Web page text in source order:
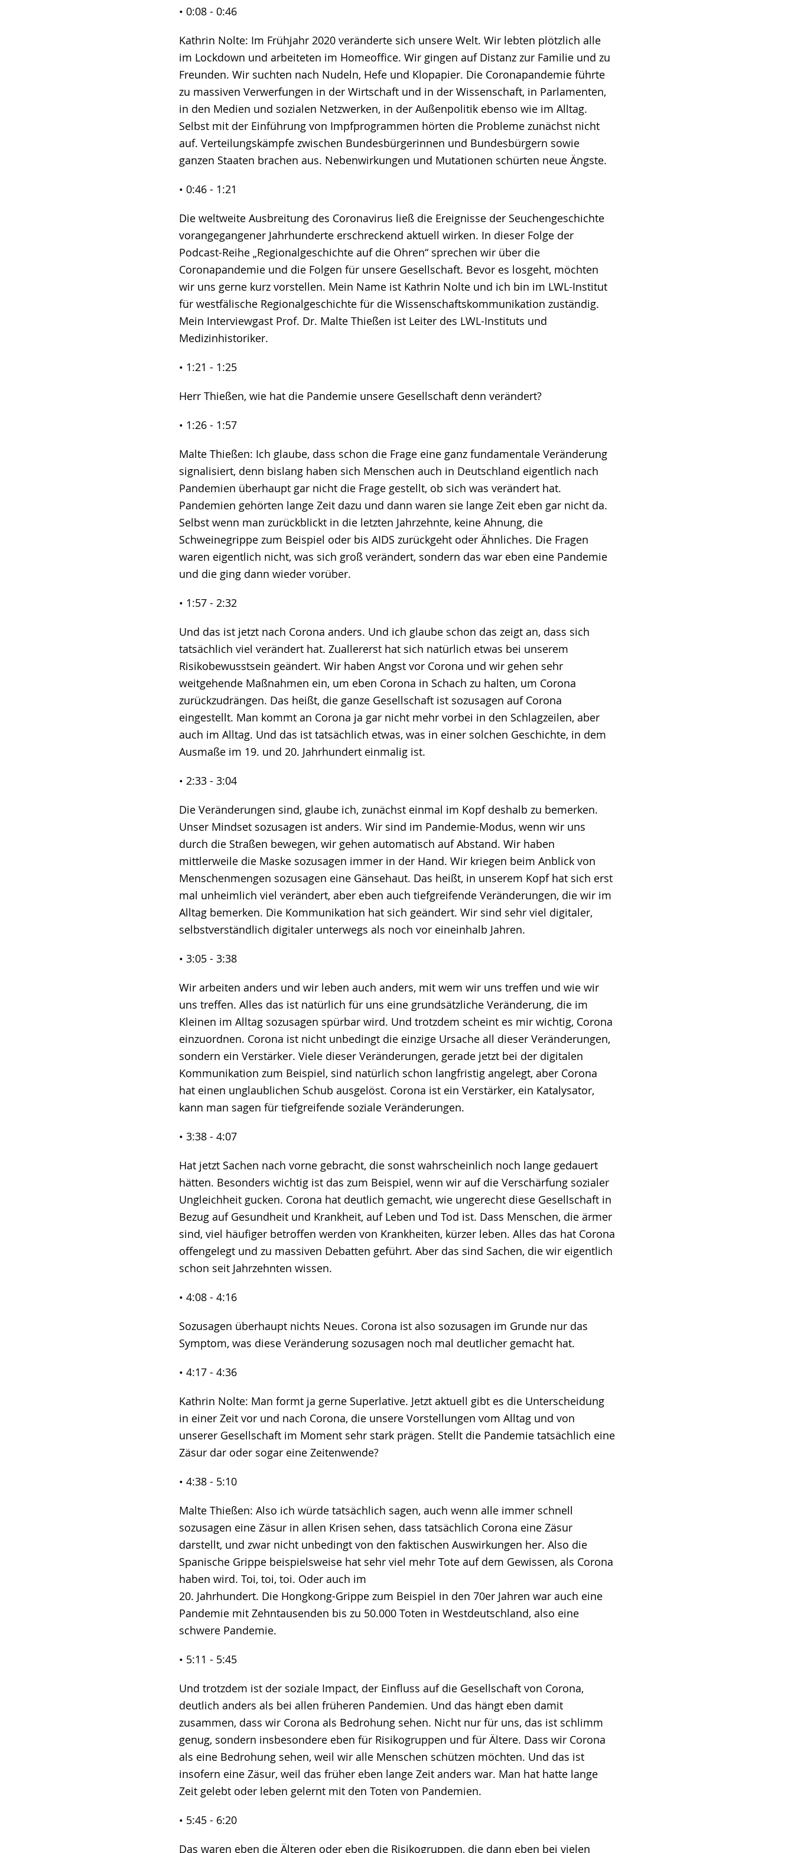
• 0:08 - 0:46
Kathrin Nolte: Im Frühjahr 2020 veränderte sich unsere Welt. Wir lebten plötzlich alle
im Lockdown und arbeiteten im Homeoffice. Wir gingen auf Distanz zur Familie und zu
Freunden. Wir suchten nach Nudeln, Hefe und Klopapier. Die Coronapandemie führte
zu massiven Verwerfungen in der Wirtschaft und in der Wissenschaft, in Parlamenten,
in den Medien und sozialen Netzwerken, in der Außenpolitik ebenso wie im Alltag.
Selbst mit der Einführung von Impfprogrammen hörten die Probleme zunächst nicht
auf. Verteilungskämpfe zwischen Bundesbürgerinnen und Bundesbürgern sowie
ganzen Staaten brachen aus. Nebenwirkungen und Mutationen schürten neue Ängste.
• 0:46 - 1:21
Die weltweite Ausbreitung des Coronavirus ließ die Ereignisse der Seuchengeschichte
vorangegangener Jahrhunderte erschreckend aktuell wirken. In dieser Folge der
Podcast-Reihe „Regionalgeschichte auf die Ohren“ sprechen wir über die
Coronapandemie und die Folgen für unsere Gesellschaft. Bevor es losgeht, möchten
wir uns gerne kurz vorstellen. Mein Name ist Kathrin Nolte und ich bin im LWL-Institut
für westfälische Regionalgeschichte für die Wissenschaftskommunikation zuständig.
Mein Interviewgast Prof. Dr. Malte Thießen ist Leiter des LWL-Instituts und
Medizinhistoriker.
• 1:21 - 1:25
Herr Thießen, wie hat die Pandemie unsere Gesellschaft denn verändert?
• 1:26 - 1:57
Malte Thießen: Ich glaube, dass schon die Frage eine ganz fundamentale Veränderung
signalisiert, denn bislang haben sich Menschen auch in Deutschland eigentlich nach
Pandemien überhaupt gar nicht die Frage gestellt, ob sich was verändert hat.
Pandemien gehörten lange Zeit dazu und dann waren sie lange Zeit eben gar nicht da.
Selbst wenn man zurückblickt in die letzten Jahrzehnte, keine Ahnung, die
Schweinegrippe zum Beispiel oder bis AIDS zurückgeht oder Ähnliches. Die Fragen
waren eigentlich nicht, was sich groß verändert, sondern das war eben eine Pandemie
und die ging dann wieder vorüber.
• 1:57 - 2:32
Und das ist jetzt nach Corona anders. Und ich glaube schon das zeigt an, dass sich
tatsächlich viel verändert hat. Zuallererst hat sich natürlich etwas bei unserem
Risikobewusstsein geändert. Wir haben Angst vor Corona und wir gehen sehr
weitgehende Maßnahmen ein, um eben Corona in Schach zu halten, um Corona
zurückzudrängen. Das heißt, die ganze Gesellschaft ist sozusagen auf Corona
eingestellt. Man kommt an Corona ja gar nicht mehr vorbei in den Schlagzeilen, aber
auch im Alltag. Und das ist tatsächlich etwas, was in einer solchen Geschichte, in dem
Ausmaße im 19. und 20. Jahrhundert einmalig ist.
• 2:33 - 3:04
Die Veränderungen sind, glaube ich, zunächst einmal im Kopf deshalb zu bemerken.
Unser Mindset sozusagen ist anders. Wir sind im Pandemie-Modus, wenn wir uns
durch die Straßen bewegen, wir gehen automatisch auf Abstand. Wir haben
mittlerweile die Maske sozusagen immer in der Hand. Wir kriegen beim Anblick von
Menschenmengen sozusagen eine Gänsehaut. Das heißt, in unserem Kopf hat sich erst
mal unheimlich viel verändert, aber eben auch tiefgreifende Veränderungen, die wir im
Alltag bemerken. Die Kommunikation hat sich geändert. Wir sind sehr viel digitaler,
selbstverständlich digitaler unterwegs als noch vor eineinhalb Jahren.
• 3:05 - 3:38
Wir arbeiten anders und wir leben auch anders, mit wem wir uns treffen und wie wir
uns treffen. Alles das ist natürlich für uns eine grundsätzliche Veränderung, die im
Kleinen im Alltag sozusagen spürbar wird. Und trotzdem scheint es mir wichtig, Corona
einzuordnen. Corona ist nicht unbedingt die einzige Ursache all dieser Veränderungen,
sondern ein Verstärker. Viele dieser Veränderungen, gerade jetzt bei der digitalen
Kommunikation zum Beispiel, sind natürlich schon langfristig angelegt, aber Corona
hat einen unglaublichen Schub ausgelöst. Corona ist ein Verstärker, ein Katalysator,
kann man sagen für tiefgreifende soziale Veränderungen.
• 3:38 - 4:07
Hat jetzt Sachen nach vorne gebracht, die sonst wahrscheinlich noch lange gedauert
hätten. Besonders wichtig ist das zum Beispiel, wenn wir auf die Verschärfung sozialer
Ungleichheit gucken. Corona hat deutlich gemacht, wie ungerecht diese Gesellschaft in
Bezug auf Gesundheit und Krankheit, auf Leben und Tod ist. Dass Menschen, die ärmer
sind, viel häufiger betroffen werden von Krankheiten, kürzer leben. Alles das hat Corona
offengelegt und zu massiven Debatten geführt. Aber das sind Sachen, die wir eigentlich
schon seit Jahrzehnten wissen.
• 4:08 - 4:16
Sozusagen überhaupt nichts Neues. Corona ist also sozusagen im Grunde nur das
Symptom, was diese Veränderung sozusagen noch mal deutlicher gemacht hat.
• 4:17 - 4:36
Kathrin Nolte: Man formt ja gerne Superlative. Jetzt aktuell gibt es die Unterscheidung
in einer Zeit vor und nach Corona, die unsere Vorstellungen vom Alltag und von
unserer Gesellschaft im Moment sehr stark prägen. Stellt die Pandemie tatsächlich eine
Zäsur dar oder sogar eine Zeitenwende?
• 4:38 - 5:10
Malte Thießen: Also ich würde tatsächlich sagen, auch wenn alle immer schnell
sozusagen eine Zäsur in allen Krisen sehen, dass tatsächlich Corona eine Zäsur
darstellt, und zwar nicht unbedingt von den faktischen Auswirkungen her. Also die
Spanische Grippe beispielsweise hat sehr viel mehr Tote auf dem Gewissen, als Corona
haben wird. Toi, toi, toi. Oder auch im
20. Jahrhundert. Die Hongkong-Grippe zum Beispiel in den 70er Jahren war auch eine
Pandemie mit Zehntausenden bis zu 50.000 Toten in Westdeutschland, also eine
schwere Pandemie.
• 5:11 - 5:45
Und trotzdem ist der soziale Impact, der Einfluss auf die Gesellschaft von Corona,
deutlich anders als bei allen früheren Pandemien. Und das hängt eben damit
zusammen, dass wir Corona als Bedrohung sehen. Nicht nur für uns, das ist schlimm
genug, sondern insbesondere eben für Risikogruppen und für Ältere. Dass wir Corona
als eine Bedrohung sehen, weil wir alle Menschen schützen möchten. Und das ist
insofern eine Zäsur, weil das früher eben lange Zeit anders war. Man hat hatte lange
Zeit gelebt oder leben gelernt mit den Toten von Pandemien.
• 5:45 - 6:20
Das waren eben die Älteren oder eben die Risikogruppen, die dann eben bei vielen